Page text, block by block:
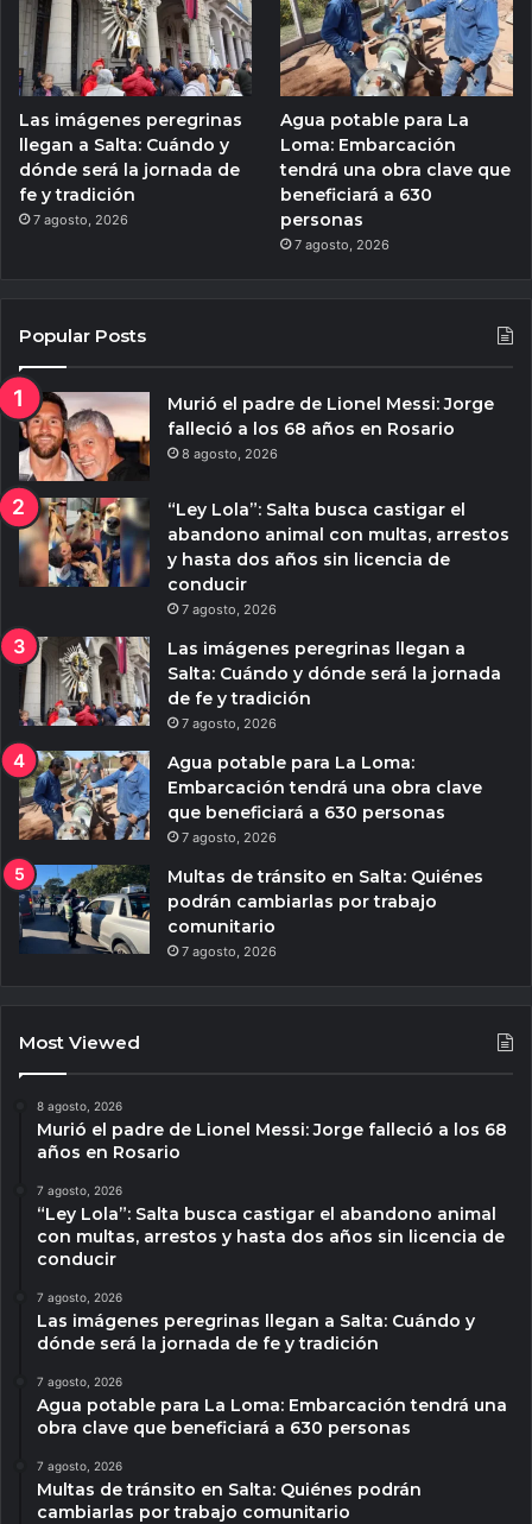
Las imágenes peregrinas
llegan a Salta: Cuándo y
dónde será la jornada de
fe y tradición
7 agosto, 2026
Agua potable para La
Loma: Embarcación
tendrá una obra clave que
beneficiará a 630
personas
7 agosto, 2026
Popular Posts
Murió el padre de Lionel Messi: Jorge
falleció a los 68 años en Rosario
8 agosto, 2026
“Ley Lola”: Salta busca castigar el
abandono animal con multas, arrestos
y hasta dos años sin licencia de
conducir
7 agosto, 2026
Las imágenes peregrinas llegan a
Salta: Cuándo y dónde será la jornada
de fe y tradición
7 agosto, 2026
Agua potable para La Loma:
Embarcación tendrá una obra clave
que beneficiará a 630 personas
7 agosto, 2026
Multas de tránsito en Salta: Quiénes
podrán cambiarlas por trabajo
comunitario
7 agosto, 2026
Most Viewed
8 agosto, 2026
Murió el padre de Lionel Messi: Jorge falleció a los 68
años en Rosario
7 agosto, 2026
“Ley Lola”: Salta busca castigar el abandono animal
con multas, arrestos y hasta dos años sin licencia de
conducir
7 agosto, 2026
Las imágenes peregrinas llegan a Salta: Cuándo y
dónde será la jornada de fe y tradición
7 agosto, 2026
Agua potable para La Loma: Embarcación tendrá una
obra clave que beneficiará a 630 personas
7 agosto, 2026
Multas de tránsito en Salta: Quiénes podrán
cambiarlas por trabajo comunitario